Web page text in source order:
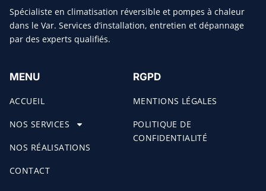
Spécialiste en climatisation réversible et pompes à chaleur
dans le Var. Services d’installation, entretien et dépannage
par des experts qualifiés.
MENU
ACCUEIL
NOS SERVICES
NOS RÉALISATIONS
CONTACT
RGPD
MENTIONS LÉGALES
POLITIQUE DE
CONFIDENTIALITÉ